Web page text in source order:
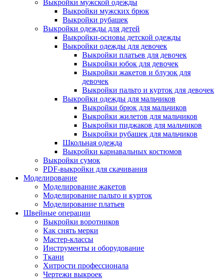
Выкройки мужской одежды
Выкройки мужских брюк
Выкройки рубашек
Выкройки одежды для детей
Выкройки-основы детской одежды
Выкройки одежды для девочек
Выкройки платьев для девочек
Выкройки юбок для девочек
Выкройки жакетов и блузок для
девочек
Выкройки пальто и курток для девочек
Выкройки одежды для мальчиков
Выкройки брюк для мальчиков
Выкройки жилетов для мальчиков
Выкройки пиджаков для мальчиков
Выкройки рубашек для мальчиков
Школьная одежда
Выкройки карнавальных костюмов
Выкройки сумок
PDF-выкройки для скачивания
Моделирование
Моделирование жакетов
Моделирование пальто и курток
Моделирование платьев
Швейные операции
Выкройки воротников
Как снять мерки
Мастер-классы
Инструменты и оборудование
Ткани
Хитрости профессионала
Чертежи выкроек